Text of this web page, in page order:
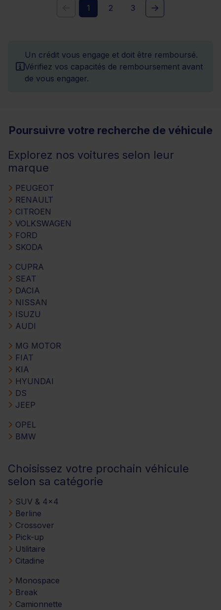
1 2 3
Un crédit vous engage et doit être remboursé.
Vérifiez vos capacités de remboursement avant
de vous engager.
Poursuivre votre recherche de véhicule
Explorez nos voitures selon leur
marque
PEUGEOT
RENAULT
CITROEN
VOLKSWAGEN
FORD
SKODA
CUPRA
SEAT
DACIA
NISSAN
ISUZU
AUDI
MG MOTOR
FIAT
KIA
HYUNDAI
DS
JEEP
OPEL
BMW
Choisissez votre prochain véhicule
selon sa catégorie
SUV & 4x4
Berline
Crossover
Pick-up
Utilitaire
Citadine
Monospace
Break
Camionnette